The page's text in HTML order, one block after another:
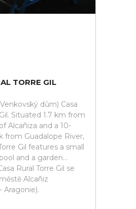
TORRE GIL
dům) Casa
Situated 1.7 km from
Alcañiza and a 10-
from Guadalope River,
Gil features a small
and a garden...
Rural Torre Gil se
Alcañiz
Aragonie).